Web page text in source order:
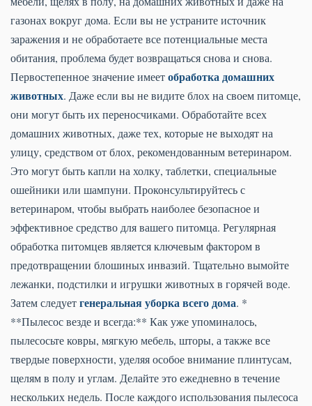
газонах вокруг дома. Если вы не устраните источник
заражения и не обработаете все потенциальные места
обитания, проблема будет возвращаться снова и снова.
Первостепенное значение имеетобработка домашних
животных. Даже если вы не видите блох на своем питомце,
они могут быть их переносчиками. Обработайте всех
домашних животных, даже тех, которые не выходят на
улицу, средством от блох, рекомендованным ветеринаром.
Это могут быть капли на холку, таблетки, специальные
ошейники или шампуни. Проконсультируйтесь с
ветеринаром, чтобы выбрать наиболее безопасное и
эффективное средство для вашего питомца. Регулярная
обработка питомцев является ключевым фактором в
предотвращении блошиных инвазий. Тщательно вымойте
лежанки, подстилки и игрушки животных в горячей воде.
Затем следуетгенеральная уборка всего дома. *
**Пылесос везде и всегда:** Как уже упоминалось,
пылесосьте ковры, мягкую мебель, шторы, а также все
твердые поверхности, уделяя особое внимание плинтусам,
щелям в полу и углам. Делайте это ежедневно в течение
нескольких недель. После каждого использования пылесоса